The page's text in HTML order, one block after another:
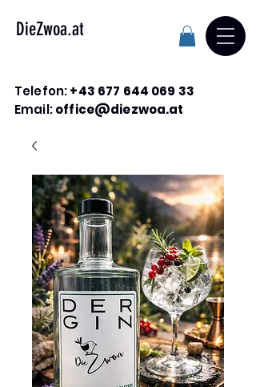
DieZwoa.at
Telefon:+43 677 644 069 33
Email:office@diezwoa.at